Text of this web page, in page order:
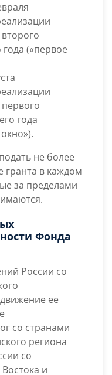
(«первое
года
не более
гранта в каждом
за пределами
Фонда
России со
ее
со странами
региона
со
и